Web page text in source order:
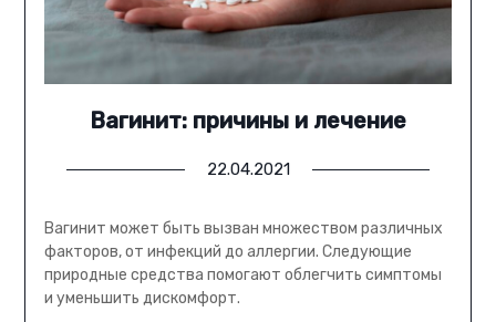
Вагинит: причины и лечение
22.04.2021
Вагинит может быть вызван множеством различных
факторов, от инфекций до аллергии. Следующие
природные средства помогают облегчить симптомы
и уменьшить дискомфорт.